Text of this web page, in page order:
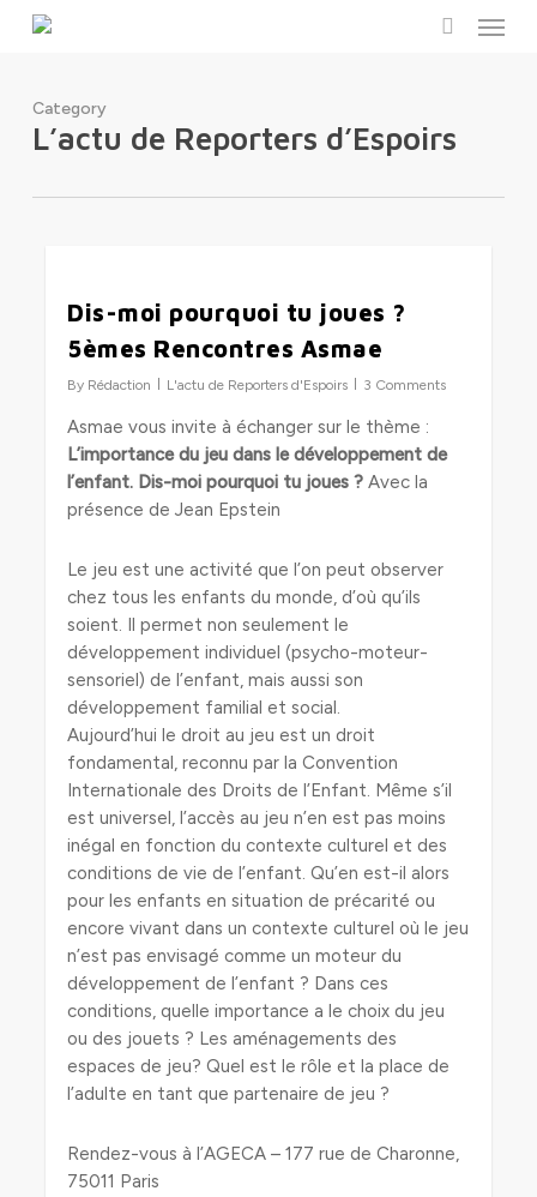
Menu
Category
L’actu de Reporters d’Espoirs
Dis-moi pourquoi tu joues ?
5èmes Rencontres Asmae
By Rédaction L'actu de Reporters d'Espoirs 3 Comments
Asmae vous invite à échanger sur le thème :
L’importance du jeu dans le développement de
l’enfant. Dis-moi pourquoi tu joues ? Avec la
présence de Jean Epstein
Le jeu est une activité que l’on peut observer
chez tous les enfants du monde, d’où qu’ils
soient. Il permet non seulement le
développement individuel (psycho-moteur-
sensoriel) de l’enfant, mais aussi son
développement familial et social.
Aujourd’hui le droit au jeu est un droit
fondamental, reconnu par la Convention
Internationale des Droits de l’Enfant. Même s’il
est universel, l’accès au jeu n’en est pas moins
inégal en fonction du contexte culturel et des
conditions de vie de l’enfant. Qu’en est-il alors
pour les enfants en situation de précarité ou
encore vivant dans un contexte culturel où le jeu
n’est pas envisagé comme un moteur du
développement de l’enfant ? Dans ces
conditions, quelle importance a le choix du jeu
ou des jouets ? Les aménagements des
espaces de jeu? Quel est le rôle et la place de
l’adulte en tant que partenaire de jeu ?
Rendez-vous à l’AGECA – 177 rue de Charonne,
75011 Paris